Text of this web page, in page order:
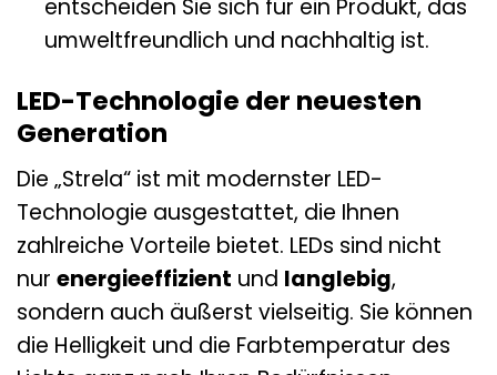
entscheiden Sie sich für ein Produkt, das
umweltfreundlich und nachhaltig ist.
LED-Technologie der neuesten
Generation
Die „Strela“ ist mit modernster LED-
Technologie ausgestattet, die Ihnen
zahlreiche Vorteile bietet. LEDs sind nicht
nur energieeffizient und langlebig,
sondern auch äußerst vielseitig. Sie können
die Helligkeit und die Farbtemperatur des